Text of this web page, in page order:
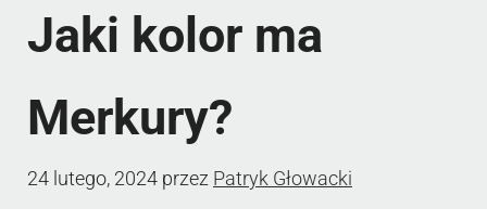
Jaki kolor ma
Merkury?
24 lutego, 2024 przez Patryk Głowacki